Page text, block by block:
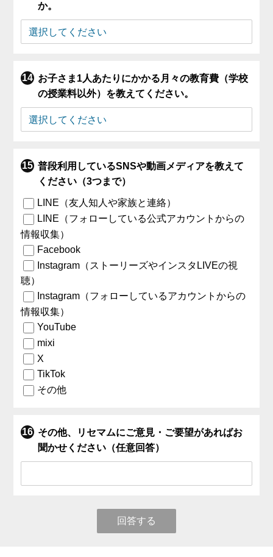
か。
お子さま1人あたりにかかる月々の教育費（学校
の授業料以外）を教えてください。
普段利用しているSNSや動画メディアを教えて
ください（3つまで）
LINE（友人知人や家族と連絡）
LINE（フォローしている公式アカウントからの
情報収集）
Facebook
Instagram（ストーリーズやインスタLIVEの視
聴）
Instagram（フォローしているアカウントからの
情報収集）
YouTube
mixi
X
TikTok
その他
その他、リセマムにご意見・ご要望があればお
聞かせください（任意回答）
回答する